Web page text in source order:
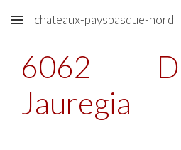
Skip to main content
chateaux-paysbasque-nord
6062
Jauregia